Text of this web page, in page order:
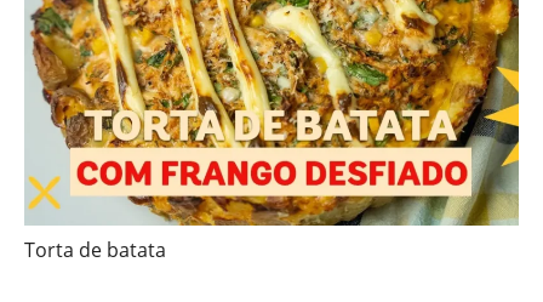
Torta de batata